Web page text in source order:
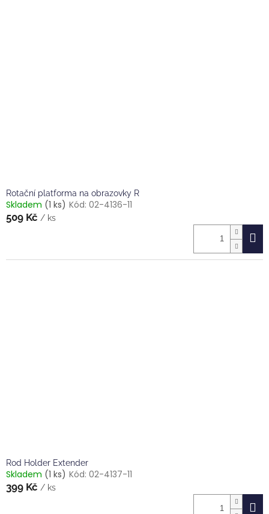
Rotační platforma na obrazovky R
Skladem (1 ks) Kód: 02-4136-11
509 Kč / ks
Rod Holder Extender
Skladem (1 ks) Kód: 02-4137-11
399 Kč / ks